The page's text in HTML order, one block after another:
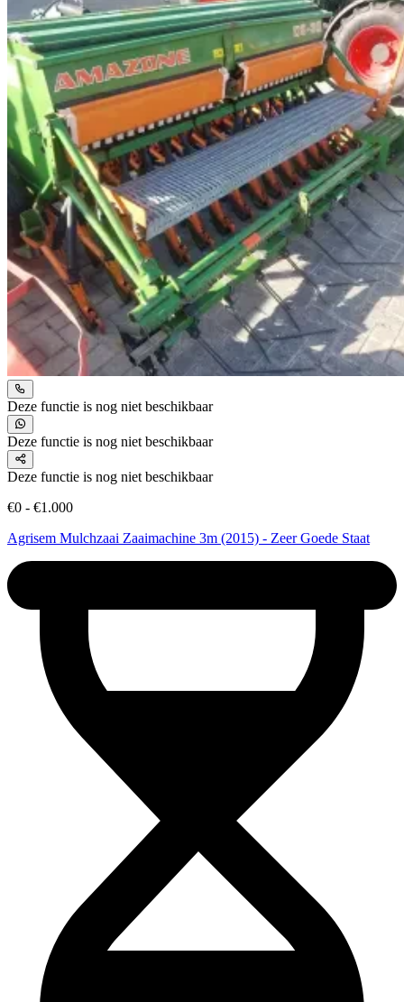
Deze functie is nog niet beschikbaar
Deze functie is nog niet beschikbaar
Deze functie is nog niet beschikbaar
€0 - €1.000
Agrisem Mulchzaai Zaaimachine 3m (2015) - Zeer Goede Staat